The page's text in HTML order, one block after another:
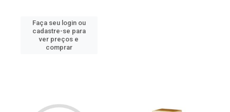
Faça seu login ou
cadastre-se para
ver preços e
comprar